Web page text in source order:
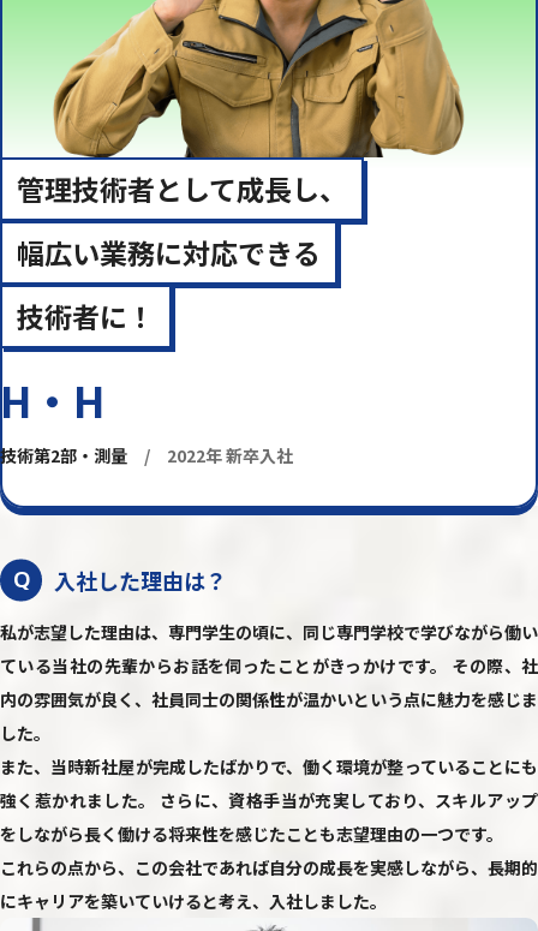
管理技術者として成長し、
幅広い業務に対応できる
技術者に！
H・H
技術第2部・測量 / 2022年 新卒入社
Q 入社した理由は？
私が志望した理由は、専門学生の頃に、同じ専門学校で学びながら働い
ている当社の先輩からお話を伺ったことがきっかけです。 その際、社
内の雰囲気が良く、社員同士の関係性が温かいという点に魅力を感じま
した。
また、当時新社屋が完成したばかりで、働く環境が整っていることにも
強く惹かれました。 さらに、資格手当が充実しており、スキルアップ
をしながら長く働ける将来性を感じたことも志望理由の一つです。
これらの点から、この会社であれば自分の成長を実感しながら、長期的
にキャリアを築いていけると考え、入社しました。